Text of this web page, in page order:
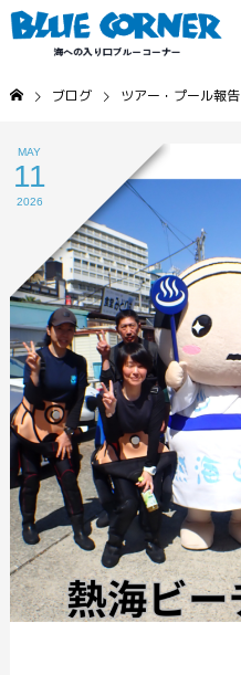
ブログ ツアー・プール報告
MAY
11
2026